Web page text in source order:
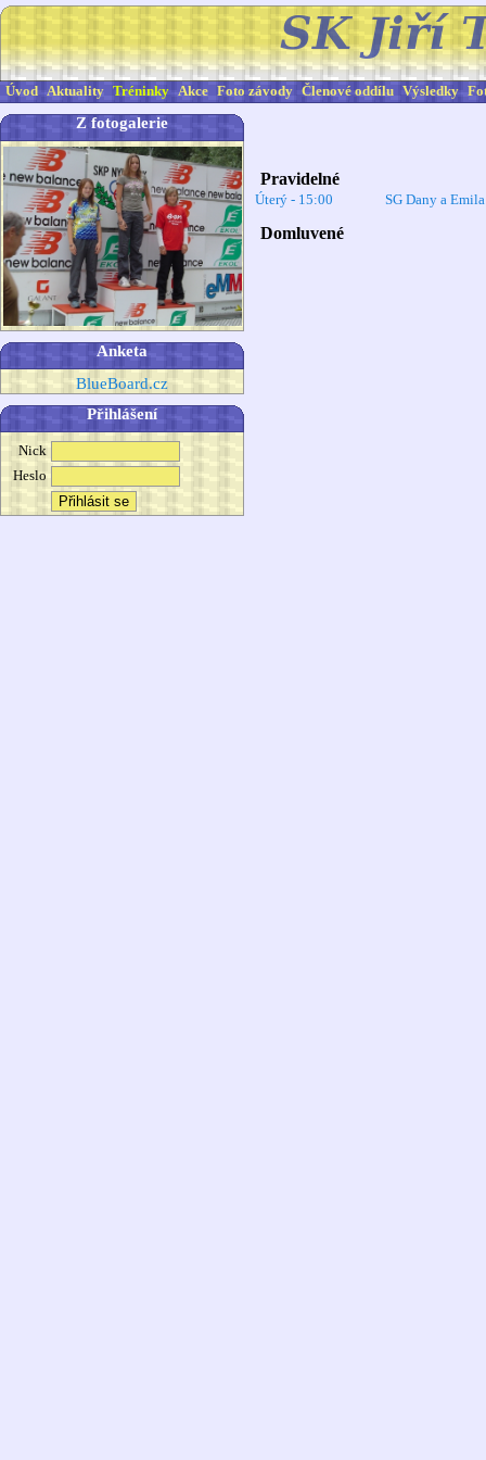
Úvod Aktuality Tréninky Akce Foto závody Členové oddílu Výsledky
Z fotogalerie
Anketa
BlueBoard.cz
Přihlášení
Nick
Heslo
Pravidelné
Úterý - 15:00 SG Dany a
Domluvené